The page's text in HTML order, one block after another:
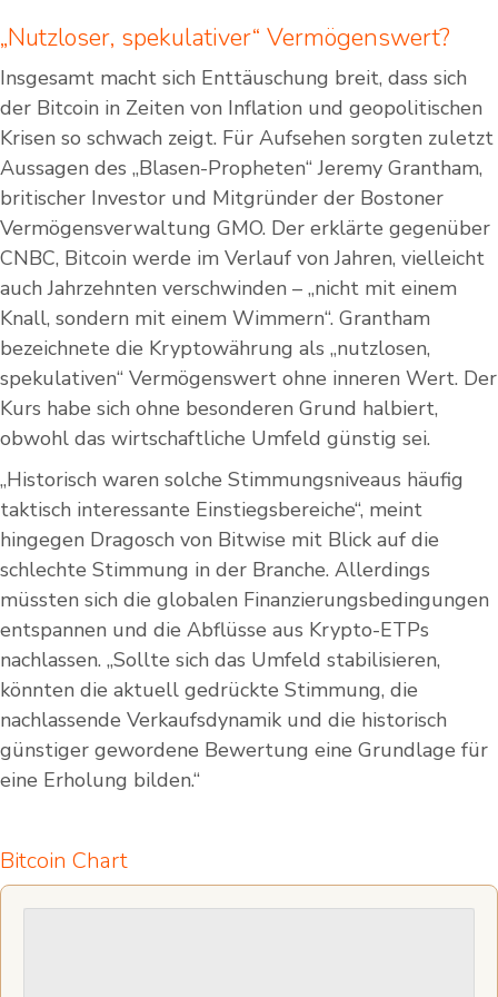
„Nutzloser, spekulativer“ Vermögenswert?
Insgesamt macht sich Enttäuschung breit, dass sich
der Bitcoin in Zeiten von Inflation und geopolitischen
Krisen so schwach zeigt. Für Aufsehen sorgten zuletzt
Aussagen des „Blasen-Propheten“ Jeremy Grantham,
britischer Investor und Mitgründer der Bostoner
Vermögensverwaltung GMO. Der erklärte gegenüber
CNBC, Bitcoin werde im Verlauf von Jahren, vielleicht
auch Jahrzehnten verschwinden – „nicht mit einem
Knall, sondern mit einem Wimmern“. Grantham
bezeichnete die Kryptowährung als „nutzlosen,
spekulativen“ Vermögenswert ohne inneren Wert. Der
Kurs habe sich ohne besonderen Grund halbiert,
obwohl das wirtschaftliche Umfeld günstig sei.
„Historisch waren solche Stimmungsniveaus häufig
taktisch interessante Einstiegsbereiche“, meint
hingegen Dragosch von Bitwise mit Blick auf die
schlechte Stimmung in der Branche. Allerdings
müssten sich die globalen Finanzierungsbedingungen
entspannen und die Abflüsse aus Krypto-ETPs
nachlassen. „Sollte sich das Umfeld stabilisieren,
könnten die aktuell gedrückte Stimmung, die
nachlassende Verkaufsdynamik und die historisch
günstiger gewordene Bewertung eine Grundlage für
eine Erholung bilden.“
Bitcoin Chart